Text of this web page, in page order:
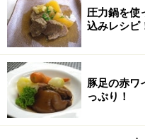
圧力鍋を使
込みレシピ
豚足の赤ワ
っぷり！